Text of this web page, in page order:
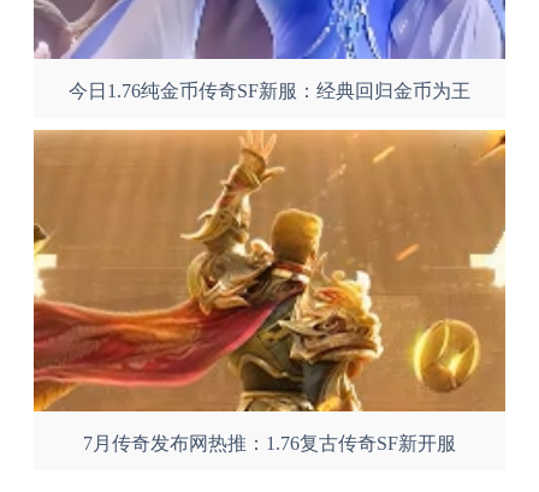
今日1.76纯金币传奇SF新服：经典回归金币为王
7月传奇发布网热推：1.76复古传奇SF新开服